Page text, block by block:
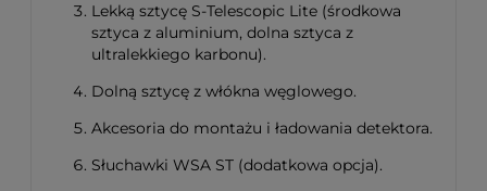
Lekką sztycę S-Telescopic Lite (środkowa
sztyca z aluminium, dolna sztyca z
ultralekkiego karbonu).
Dolną sztycę z włókna węglowego.
Akcesoria do montażu i ładowania detektora.
Słuchawki WSA ST (dodatkowa opcja).